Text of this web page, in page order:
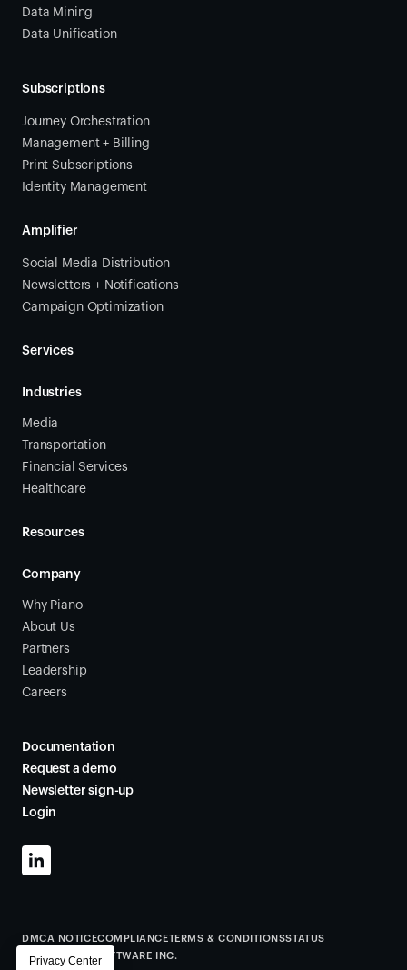
Data Mining
Data Unification
Subscriptions
Journey Orchestration
Management + Billing
Print Subscriptions
Identity Management
Amplifier
Social Media Distribution
Newsletters + Notifications
Campaign Optimization
Services
Industries
Media
Transportation
Financial Services
Healthcare
Resources
Company
Why Piano
About Us
Partners
Leadership
Careers
Documentation
Request a demo
Newsletter sign-up
Login
DMCA NOTICECOMPLIANCETERMS & CONDITIONSSTATUS
©2026 PIANO SOFTWARE INC.